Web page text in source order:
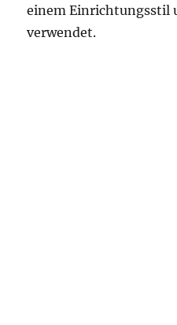
einem Einrichtungsstil
verwendet.